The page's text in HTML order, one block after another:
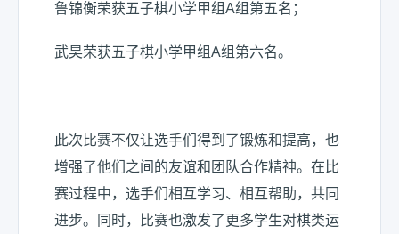
鲁锦衡荣获五子棋小学甲组A组第五名；
武昊荣获五子棋小学甲组A组第六名。
此次比赛不仅让选手们得到了锻炼和提高，也
增强了他们之间的友谊和团队合作精神。在比
赛过程中，选手们相互学习、相互帮助，共同
进步。同时，比赛也激发了更多学生对棋类运